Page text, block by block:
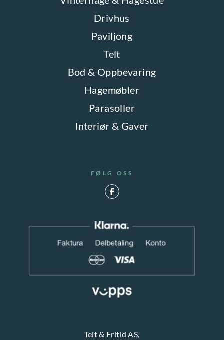
Drivhus
Paviljong
Telt
Bod & Oppbevaring
Hagemøbler
Parasoller
Interiør & Gaver
FØLG OSS
Telt & Fritid AS,